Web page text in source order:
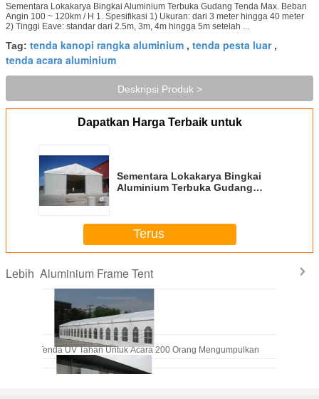
Sementara Lokakarya Bingkai Aluminium Terbuka Gudang Tenda Max. Beban
Angin 100 ~ 120km / H 1. Spesifikasi 1) Ukuran: dari 3 meter hingga 40 meter
2) Tinggi Eave: standar dari 2.5m, 3m, 4m hingga 5m setelah ...
Tag: tenda kanopi rangka aluminium , tenda pesta luar,
tenda acara aluminium
Deskripsi Produk >
Dapatkan Harga Terbaik untuk
Sementara Lokakarya Bingkai
Aluminium Terbuka Gudang
Terus
Lebih Aluminium Frame Tent
Kanopi Tenda UV Tahan Untuk Acara 200 Orang Mengumpulkan